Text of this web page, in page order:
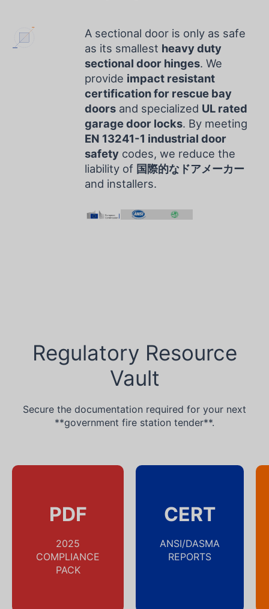
CE PIN
ANSI GAUGE
A sectional door is only as safe
as its smallest heavy duty
sectional door hinges. We
provide impact resistant
certification for rescue bay
doors and specialized UL rated
garage door locks. By meeting
EN 13241-1 industrial door
safety codes, we reduce the
liability of 国際的なドアメーカー
and installers.
Regulatory Resource
Vault
Secure the documentation required for your next
**government fire station tender**.
PDF
2025
COMPLIANCE
PACK
CERT
ANSI/DASMA
REPORTS